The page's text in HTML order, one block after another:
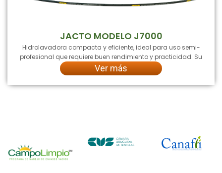
JACTO MODELO J7000
Hidrolavadora compacta y eficiente, ideal para uso semi-
profesional que requiere buen rendimiento y practicidad. Su
Ver más